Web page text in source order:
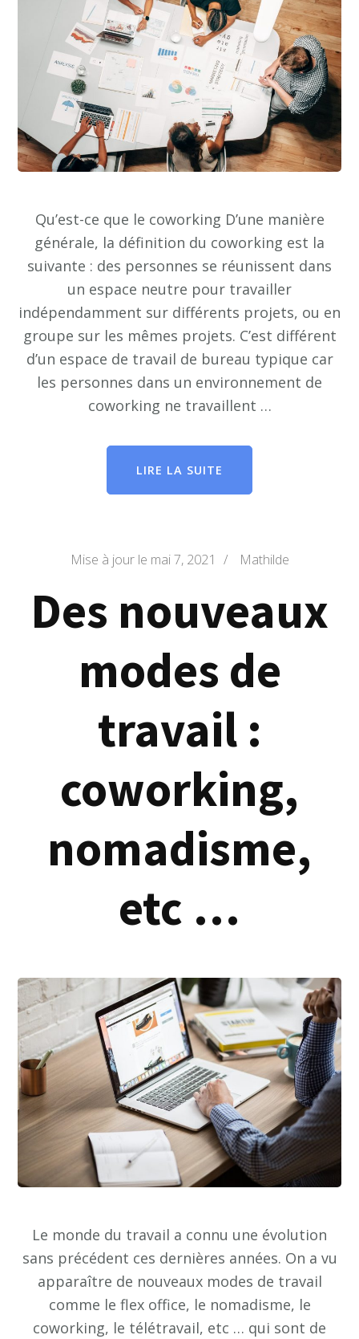
Qu’est-ce que le coworking D’une manière
générale, la définition du coworking est la
suivante : des personnes se réunissent dans
un espace neutre pour travailler
indépendamment sur différents projets, ou en
groupe sur les mêmes projets. C’est différent
d’un espace de travail de bureau typique car
les personnes dans un environnement de
coworking ne travaillent …
LIRE LA SUITE
Mise à jour le mai 7, 2021 / Mathilde
Des nouveaux
modes de
travail :
coworking,
nomadisme,
etc …
Le monde du travail a connu une évolution
sans précédent ces dernières années. On a vu
apparaître de nouveaux modes de travail
comme le flex office, le nomadisme, le
coworking, le télétravail, etc … qui sont de